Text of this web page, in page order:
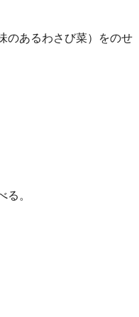
のあるわさび菜）をのせ
る。